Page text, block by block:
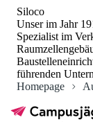
Siloco
Unser im Jahr
Spezialist im
führenden
Homepage